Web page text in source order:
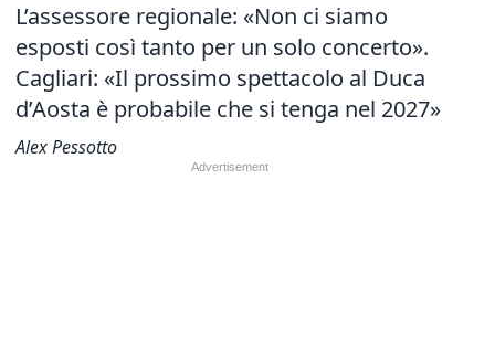
L’assessore regionale: «Non ci siamo
esposti così tanto per un solo concerto».
Cagliari: «Il prossimo spettacolo al Duca
d’Aosta è probabile che si tenga nel 2027»
Alex Pessotto